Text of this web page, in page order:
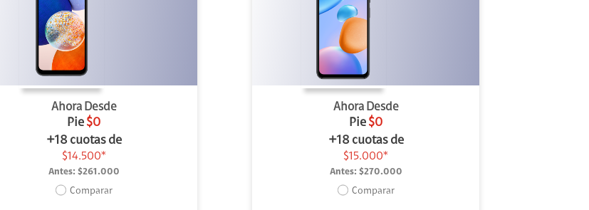
Ahora Desde
Pie $0
+18 cuotas de
$14.500*
Antes: $261.000
Comparar
Ahora Desde
Pie $0
+18 cuotas de
$15.000*
Antes: $270.000
Comparar